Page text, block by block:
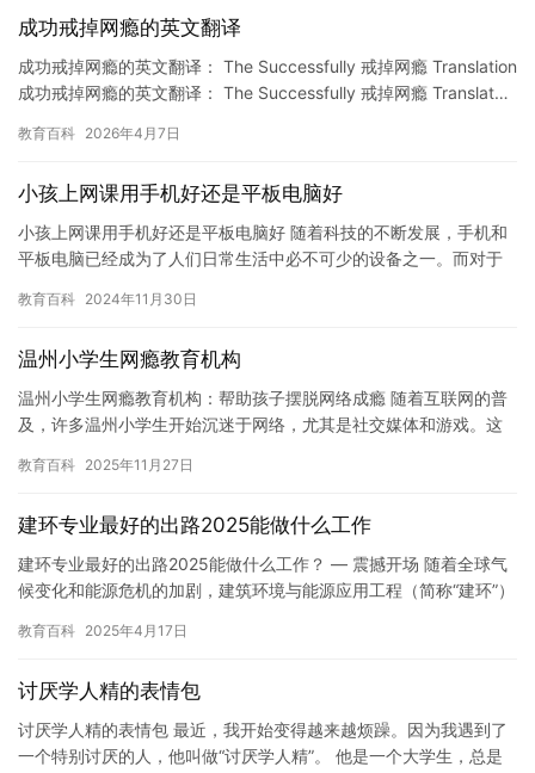
成功戒掉网瘾的英文翻译
成功戒掉网瘾的英文翻译： The Successfully 戒掉网瘾 Translation
成功戒掉网瘾的英文翻译： The Successfully 戒掉网瘾 Translat…
教育百科 2026年4月7日
小孩上网课用手机好还是平板电脑好
小孩上网课用手机好还是平板电脑好 随着科技的不断发展，手机和
平板电脑已经成为了人们日常生活中必不可少的设备之一。而对于
么，是…
教育百科 2024年11月30日
温州小学生网瘾教育机构
温州小学生网瘾教育机构：帮助孩子摆脱网络成瘾 随着互联网的普
及，许多温州小学生开始沉迷于网络，尤其是社交媒体和游戏。这
立思…
教育百科 2025年11月27日
建环专业最好的出路2025能做什么工作
建环专业最好的出路2025能做什么工作？ — 震撼开场 随着全球气
候变化和能源危机的加剧，建筑环境与能源应用工程（简称“建环”）
教育百科 2025年4月17日
讨厌学人精的表情包
讨厌学人精的表情包 最近，我开始变得越来越烦躁。因为我遇到了
一个特别讨厌的人，他叫做“讨厌学人精”。 他是一个大学生，总是